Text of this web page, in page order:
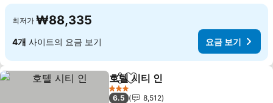
최저가 ₩88,335
4개 사이트의 요금 보기 요금 보기
공유 즐겨찾기에 추가
호텔 시티 인
3 성급
6.5
8,512